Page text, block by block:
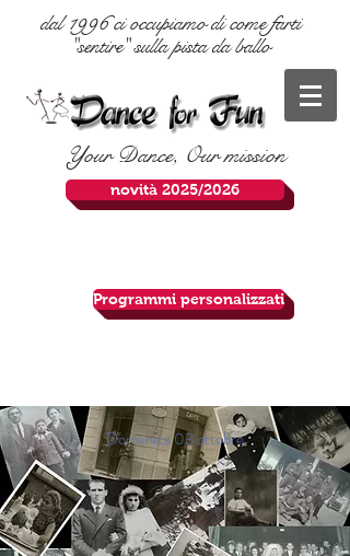
dal 1996 ci occupiamo di come farti
"sentire" sulla pista da ballo
Your Dance, Our mission
novità 2025/2026
Programmi personalizzati
Domenica 03 ottobre